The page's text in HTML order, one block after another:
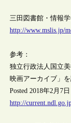
三田図書館・情報
http://www.mslis.jp/
参考：
独立行政法人国立
映画アーカイブ」
Posted 2018年2月7日
http://